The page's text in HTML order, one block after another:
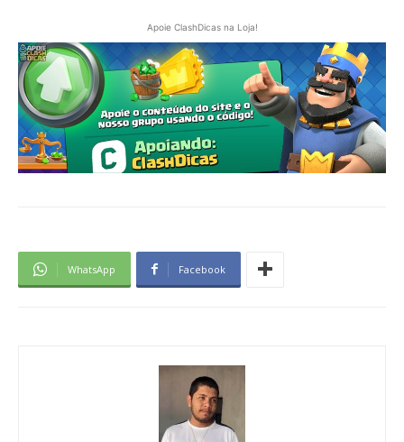
Apoie ClashDicas na Loja!
WhatsApp Facebook